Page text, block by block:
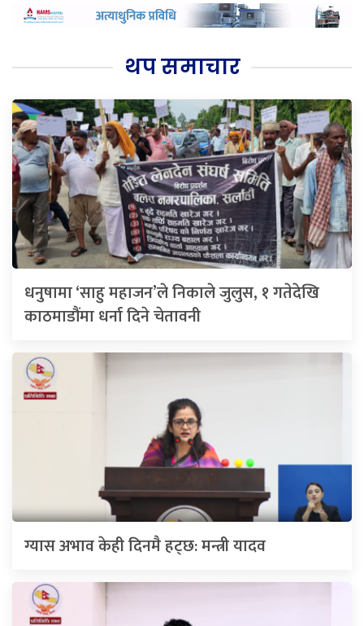
थप समाचार
धनुषामा ‘साहु महाजन’ले निकाले जुलुस, १ गतेदेखि
काठमाडौंमा धर्ना दिने चेतावनी
ग्यास अभाव केही दिनमै हट्छ: मन्त्री यादव